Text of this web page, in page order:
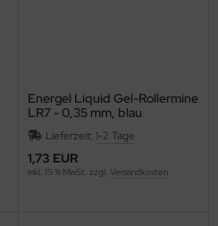
Energel Liquid Gel-Rollermine
LR7 - 0,35 mm, blau
Lieferzeit: 1-2 Tage
1,73 EUR
inkl. 19 % MwSt. zzgl. Versandkosten